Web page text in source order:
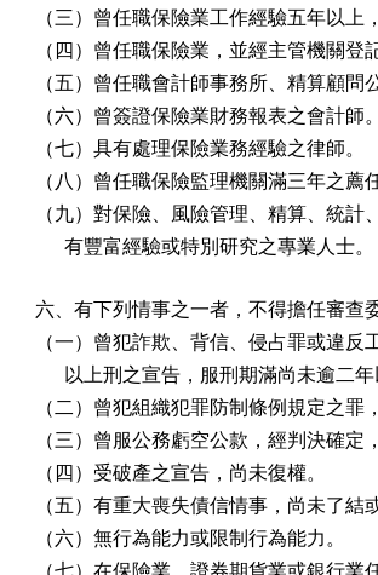
（三）曾任職保險業工作經驗五年以上
（四）曾任職保險業，並經主管機關登
（五）曾任職會計師事務所、精算顧問
（六）曾簽證保險業財務報表之會計師。
（七）具有處理保險業務經驗之律師。
（八）曾任職保險監理機關滿三年之
（九）對保險、風險管理、精算、統
      有豐富經驗或特別研究之專業人士。
六、有下列情事之一者，不得擔任審查
（一）曾犯詐欺、背信、侵占罪或違
以上刑之宣告，服刑期滿尚未逾二年
（二）曾犯組織犯罪防制條例規定之罪
（三）曾服公務虧空公款，經判決確定
（四）受破產之宣告，尚未復權。
（五）有重大喪失債信情事，尚未了結
（六）無行為能力或限制行為能力。
（七）在保險業、證券期貨業或銀行